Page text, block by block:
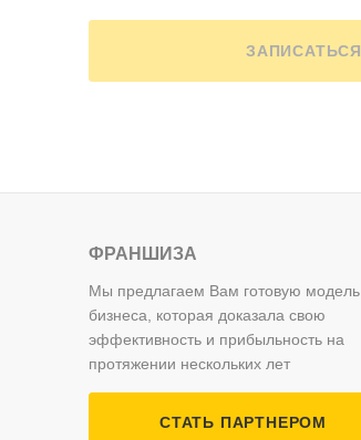
ЗАПИСАТЬСЯ
ФРАНШИЗА
Мы предлагаем Вам готовую модель
бизнеса, которая доказала свою
эффективность и прибыльность на
протяжении нескольких лет
СТАТЬ ПАРТНЕРОМ